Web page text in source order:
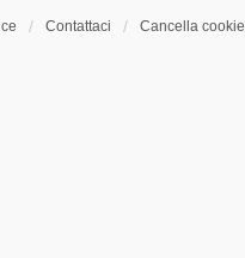
Contattaci Cancella cookie